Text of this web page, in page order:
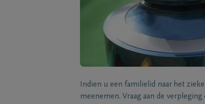
Indien u een familielid naar het
meenemen. Vraag aan de